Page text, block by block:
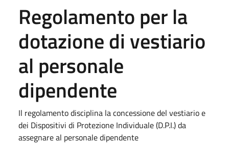
Regolamento per la
dotazione di vestiario
al personale
dipendente
Il regolamento disciplina la concessione del vestiario e
dei Dispositivi di Protezione Individuale (D.P.I.) da
assegnare al personale dipendente